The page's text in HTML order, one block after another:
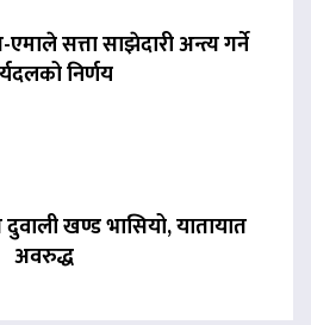
सत्ता साझेदारी अन्त्य गर्ने
निर्णय
दुवाली खण्ड भासियो, यातायात
अवरुद्ध